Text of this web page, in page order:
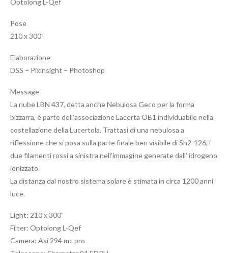
Pose
210 x 300”
Elaborazione
DSS – Pixinsight – Photoshop
Message
La nube LBN 437, detta anche Nebulosa Geco per la forma
bizzarra, è parte dell’associazione Lacerta OB1 individuabile nella
costellazione della Lucertola. Trattasi di una nebulosa a
riflessione che si posa sulla parte finale ben visibile di Sh2-126, i
due filamenti rossi a sinistra nell’immagine generate dall’ idrogeno
ionizzato.
La distanza dal nostro sistema solare è stimata in circa 1200 anni
luce.
Light: 210 x 300”
Filter: Optolong L-Qef
Camera: Asi 294 mc pro